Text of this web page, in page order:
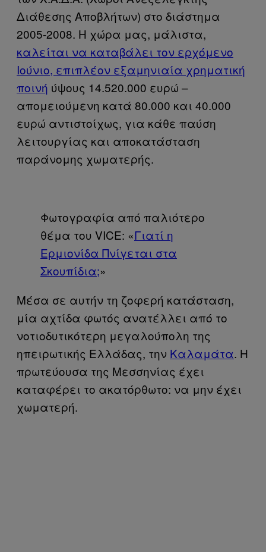
Διάθεσης Αποβλήτων) στο διάστημα
2005-2008. Η χώρα μας, μάλιστα,
καλείται να καταβάλει τον ερχόμενο
Ιούνιο, επιπλέον εξαμηνιαία χρηματική
ποινή ύψους 14.520.000 ευρώ –
απομειούμενη κατά 80.000 και 40.000
ευρώ αντιστοίχως, για κάθε παύση
λειτουργίας και αποκατάσταση
παράνομης χωματερής.
Φωτογραφία από παλιότερο
θέμα του VICE: «Γιατί η
Ερμιονίδα Πνίγεται στα
Σκουπίδια;»
Μέσα σε αυτήν τη ζοφερή κατάσταση,
μία αχτίδα φωτός ανατέλλει από το
νοτιοδυτικότερη μεγαλούπολη της
ηπειρωτικής Ελλάδας, την Καλαμάτα. Η
πρωτεύουσα της Μεσσηνίας έχει
καταφέρει το ακατόρθωτο: να μην έχει
χωματερή.